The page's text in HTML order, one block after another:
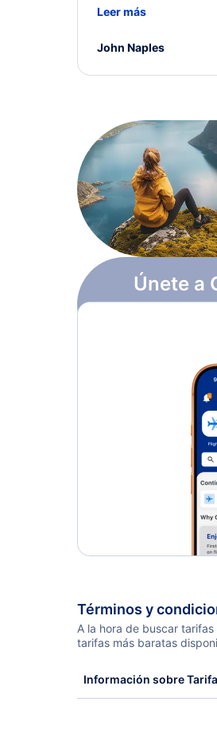
a solution and kept
Leer más
John Naples
Únete a
Términos y
A la hora de buscar
tarifas más baratas
Información sobre